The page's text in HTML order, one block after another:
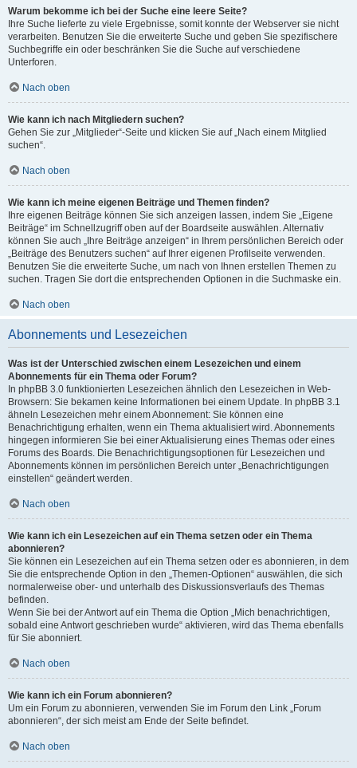
Warum bekomme ich bei der Suche eine leere Seite?
Ihre Suche lieferte zu viele Ergebnisse, somit konnte der Webserver sie nicht
verarbeiten. Benutzen Sie die erweiterte Suche und geben Sie spezifischere
Suchbegriffe ein oder beschränken Sie die Suche auf verschiedene
Unterforen.
Nach oben
Wie kann ich nach Mitgliedern suchen?
Gehen Sie zur „Mitglieder“-Seite und klicken Sie auf „Nach einem Mitglied
suchen“.
Nach oben
Wie kann ich meine eigenen Beiträge und Themen finden?
Ihre eigenen Beiträge können Sie sich anzeigen lassen, indem Sie „Eigene
Beiträge“ im Schnellzugriff oben auf der Boardseite auswählen. Alternativ
können Sie auch „Ihre Beiträge anzeigen“ in Ihrem persönlichen Bereich oder
„Beiträge des Benutzers suchen“ auf Ihrer eigenen Profilseite verwenden.
Benutzen Sie die erweiterte Suche, um nach von Ihnen erstellen Themen zu
suchen. Tragen Sie dort die entsprechenden Optionen in die Suchmaske ein.
Nach oben
Abonnements und Lesezeichen
Was ist der Unterschied zwischen einem Lesezeichen und einem
Abonnements für ein Thema oder Forum?
In phpBB 3.0 funktionierten Lesezeichen ähnlich den Lesezeichen in Web-
Browsern: Sie bekamen keine Informationen bei einem Update. In phpBB 3.1
ähneln Lesezeichen mehr einem Abonnement: Sie können eine
Benachrichtigung erhalten, wenn ein Thema aktualisiert wird. Abonnements
hingegen informieren Sie bei einer Aktualisierung eines Themas oder eines
Forums des Boards. Die Benachrichtigungsoptionen für Lesezeichen und
Abonnements können im persönlichen Bereich unter „Benachrichtigungen
einstellen“ geändert werden.
Nach oben
Wie kann ich ein Lesezeichen auf ein Thema setzen oder ein Thema
abonnieren?
Sie können ein Lesezeichen auf ein Thema setzen oder es abonnieren, in dem
Sie die entsprechende Option in den „Themen-Optionen“ auswählen, die sich
normalerweise ober- und unterhalb des Diskussionsverlaufs des Themas
befinden.
Wenn Sie bei der Antwort auf ein Thema die Option „Mich benachrichtigen,
sobald eine Antwort geschrieben wurde“ aktivieren, wird das Thema ebenfalls
für Sie abonniert.
Nach oben
Wie kann ich ein Forum abonnieren?
Um ein Forum zu abonnieren, verwenden Sie im Forum den Link „Forum
abonnieren“, der sich meist am Ende der Seite befindet.
Nach oben